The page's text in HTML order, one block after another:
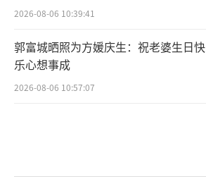
2026-08-06 10:39:41
郭富城晒照为方媛庆生：祝老婆生日快
乐心想事成
2026-08-06 10:57:07